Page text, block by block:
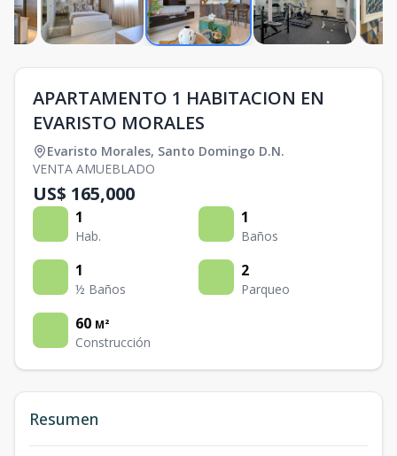
APARTAMENTO 1 HABITACION EN
EVARISTO MORALES
Evaristo Morales, Santo Domingo D.N.
VENTA AMUEBLADO
US$ 165,000
1
Hab.
1
Baños
1
½ Baños
2
Parqueo
60 M²
Construcción
Resumen